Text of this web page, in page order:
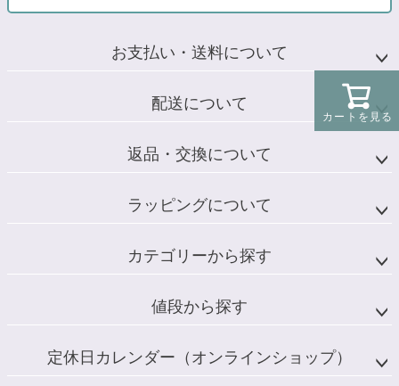
カートを見る
お支払い・送料について
配送について
返品・交換について
ラッピングについて
カテゴリーから探す
値段から探す
定休日カレンダー（オンラインショップ）